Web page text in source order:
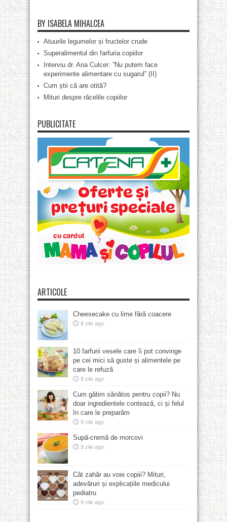
BY ISABELA MIHALCEA
Atuurile legumelor și fructelor crude
Superalimentul din farfuria copiilor
Interviu dr. Ana Culcer: ”Nu putem face
experimente alimentare cu sugarul” (II)
Cum știi că are otită?
Mituri despre răcelile copiilor
PUBLICITATE
ARTICOLE
Cheesecake cu lime fără coacere
8 zile ago
10 farfurii vesele care îi pot convinge
pe cei mici să guste și alimentele pe
care le refuză
8 zile ago
Cum gătim sănătos pentru copii? Nu
doar ingredientele contează, ci și felul
în care le preparăm
9 zile ago
Supă-cremă de morcovi
9 zile ago
Cât zahăr au voie copiii? Mituri,
adevăruri și explicațiile medicului
pediatru
9 zile ago